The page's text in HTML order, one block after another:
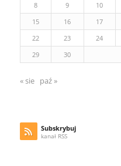
8
9 10
15
16 17
22
23 24
29
30
« sie paź »
Subskrybuj
kanał RSS